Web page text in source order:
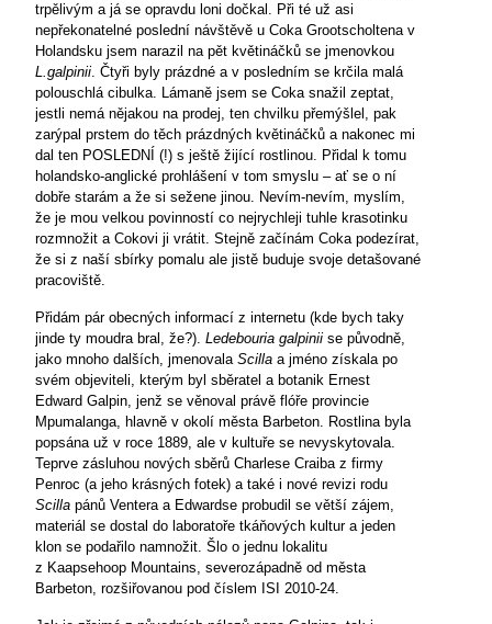
trpělivým a já se opravdu loni dočkal. Při té už asi
nepřekonatelné poslední návštěvě u Coka Grootscholtena v
Holandsku jsem narazil na pět květináčků se jmenovkou
L.galpinii. Čtyři byly prázdné a v posledním se krčila malá
polouschlá cibulka. Lámaně jsem se Coka snažil zeptat,
jestli nemá nějakou na prodej, ten chvilku přemýšlel, pak
zarýpal prstem do těch prázdných květináčků a nakonec mi
dal ten POSLEDNÍ (!) s ještě žijící rostlinou. Přidal k tomu
holandsko-anglické prohlášení v tom smyslu – ať se o ní
dobře starám a že si sežene jinou. Nevím-nevím, myslím,
že je mou velkou povinností co nejrychleji tuhle krasotinku
rozmnožit a Cokovi ji vrátit. Stejně začínám Coka podezírat,
že si z naší sbírky pomalu ale jistě buduje svoje detašované
pracoviště.
Přidám pár obecných informací z internetu (kde bych taky
jinde ty moudra bral, že?). Ledebouria galpinii se původně,
jako mnoho dalších, jmenovala Scilla a jméno získala po
svém objeviteli, kterým byl sběratel a botanik Ernest
Edward Galpin, jenž se věnoval právě flóře provincie
Mpumalanga, hlavně v okolí města Barbeton. Rostlina byla
popsána už v roce 1889, ale v kultuře se nevyskytovala.
Teprve zásluhou nových sběrů Charlese Craiba z firmy
Penroc (a jeho krásných fotek) a také i nové revizi rodu
Scilla pánů Ventera a Edwardse probudil se větší zájem,
materiál se dostal do laboratoře tkáňových kultur a jeden
klon se podařilo namnožit. Šlo o jednu lokalitu
z Kaapsehoop Mountains, severozápadně od města
Barbeton, rozšiřovanou pod číslem ISI 2010-24.